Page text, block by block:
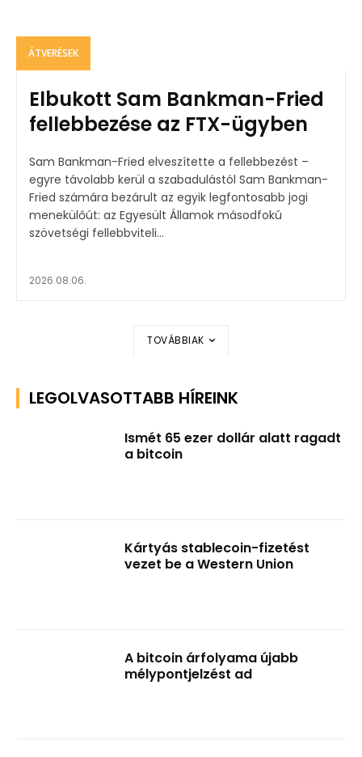
ÁTVERÉSEK
Elbukott Sam Bankman-Fried
fellebbezése az FTX-ügyben
Sam Bankman-Fried elveszítette a fellebbezést –
egyre távolabb kerül a szabadulástól Sam Bankman-
Fried számára bezárult az egyik legfontosabb jogi
menekülőút: az Egyesült Államok másodfokú
szövetségi fellebbviteli...
2026.08.06.
TOVÁBBIAK
LEGOLVASOTTABB HÍREINK
Ismét 65 ezer dollár alatt ragadt
a bitcoin
Kártyás stablecoin-fizetést
vezet be a Western Union
A bitcoin árfolyama újabb
mélypontjelzést ad